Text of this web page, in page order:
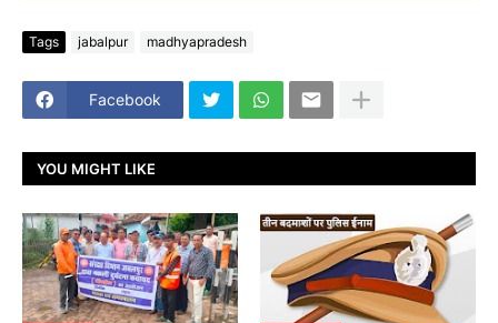
Tags jabalpur madhyapradesh
Facebook
YOU MIGHT LIKE